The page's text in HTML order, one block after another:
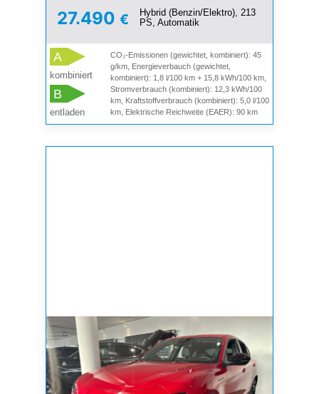
27.490 €
Hybrid (Benzin/Elektro), 213
PS, Automatik
A
kombiniert
B
entladen
CO₂-Emissionen (gewichtet, kombiniert): 45
g/km, Energieverbauch (gewichtet,
kombiniert): 1,8 l/100 km + 15,8 kWh/100 km,
Stromverbrauch (kombiniert): 12,3 kWh/100
km, Kraftstoffverbrauch (kombiniert): 5,0 l/100
km, Elektrische Reichweite (EAER): 90 km